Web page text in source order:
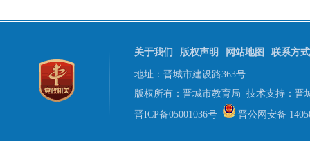
关于我们 版权声明 网站地图 联系方式
地址：晋城市建设路363号
版权所有：晋城市教育局 技术支持：晋
晋ICP备05001036号
晋公网安备